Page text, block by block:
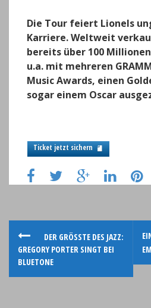
Die Tour feiert Lionels
Karriere. Weltweit
bereits über 100
u.a. mit mehreren
Music Awards, einen
sogar einem Oscar
Ticket jetzt sichern
P
o
DER GRÖSSTE DES JAZZ: G
REGORY PORTER SINGT BEI B
LUETONE